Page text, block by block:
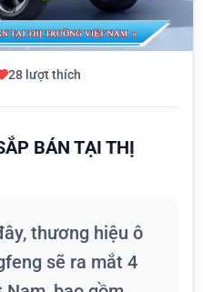
28 lượt thích
BÁN TẠI THỊ
thương hiệu ô
sẽ ra mắt 4